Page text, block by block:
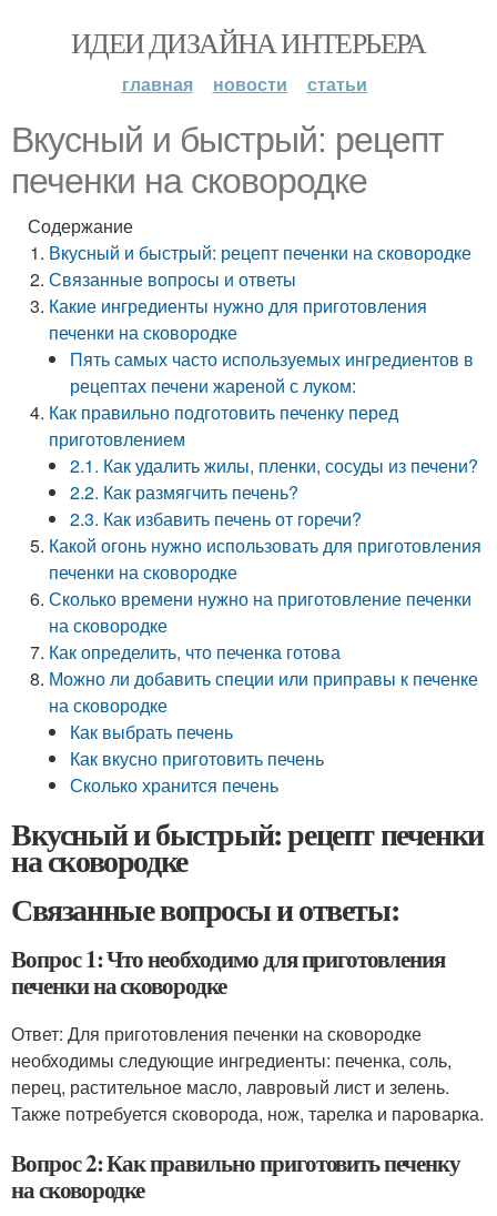
ИДЕИ ДИЗАЙНА ИНТЕРЬЕРА
главная новости статьи
Вкусный и быстрый: рецепт
печенки на сковородке
Содержание
Вкусный и быстрый: рецепт печенки на сковородке
Связанные вопросы и ответы
Какие ингредиенты нужно для приготовления
печенки на сковородке
Пять самых часто используемых ингредиентов в
рецептах печени жареной с луком:
Как правильно подготовить печенку перед
приготовлением
2.1. Как удалить жилы, пленки, сосуды из печени?
2.2. Как размягчить печень?
2.3. Как избавить печень от горечи?
Какой огонь нужно использовать для приготовления
печенки на сковородке
Сколько времени нужно на приготовление печенки
на сковородке
Как определить, что печенка готова
Можно ли добавить специи или приправы к печенке
на сковородке
Как выбрать печень
Как вкусно приготовить печень
Сколько хранится печень
Вкусный и быстрый: рецепт печенки
на сковородке
Связанные вопросы и ответы:
Вопрос 1: Что необходимо для приготовления
печенки на сковородке
Ответ: Для приготовления печенки на сковородке
необходимы следующие ингредиенты: печенка, соль,
перец, растительное масло, лавровый лист и зелень.
Также потребуется сковорода, нож, тарелка и пароварка.
Вопрос 2: Как правильно приготовить печенку
на сковородке